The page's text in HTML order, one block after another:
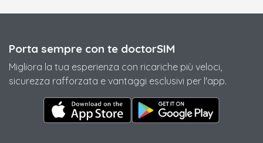
Porta sempre con te doctorSIM
Migliora la tua esperienza con ricariche più veloci,
sicurezza rafforzata e vantaggi esclusivi per l'app.